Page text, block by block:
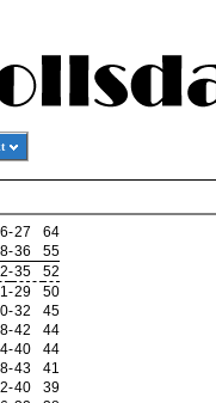
-27
64
-36
55
-35
52
-29
50
-32
45
-42
44
-40
44
-43
41
-40
39